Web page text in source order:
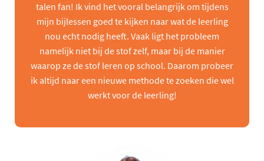
talen fan! Ik vind het vooral belangrijk om tijdens
mijn bijlessen goed te kijken naar wat de leerling
nou echt nodig heeft. Vaak ligt het probleem
namelijk niet bij de stof zelf, maar bij de manier
waarop ze de stof leren op school. Daarom probeer
ik altijd naar een nieuwe methode te zoeken die wel
werkt voor de leerling!